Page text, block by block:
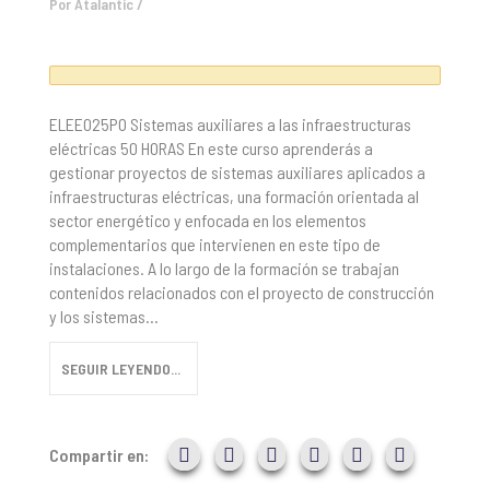
Por Atalantic /
ELEE025PO Sistemas auxiliares a las infraestructuras
eléctricas 50 HORAS En este curso aprenderás a
gestionar proyectos de sistemas auxiliares aplicados a
infraestructuras eléctricas, una formación orientada al
sector energético y enfocada en los elementos
complementarios que intervienen en este tipo de
instalaciones. A lo largo de la formación se trabajan
contenidos relacionados con el proyecto de construcción
y los sistemas...
SEGUIR LEYENDO...
Compartir en: